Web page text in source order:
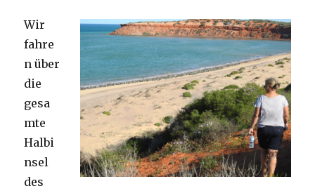
Wir
fahre
n über
die
gesa
mte
Halbi
nsel
des